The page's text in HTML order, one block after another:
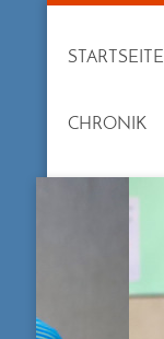
STARTSEITE
CHRONIK